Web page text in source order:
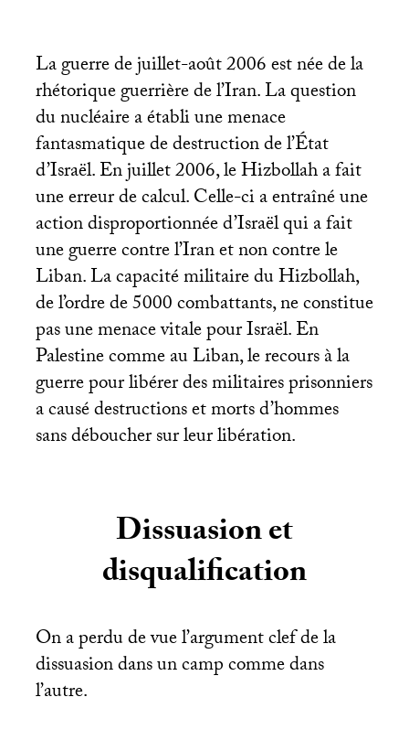
La guerre de juillet-août 2006 est née de la
rhétorique guerrière de l’Iran. La question
du nucléaire a établi une menace
fantasmatique de destruction de l’État
d’Israël. En juillet 2006, le Hizbollah a fait
une erreur de calcul. Celle-ci a entraîné une
action disproportionnée d’Israël qui a fait
une guerre contre l’Iran et non contre le
Liban. La capacité militaire du Hizbollah,
de l’ordre de 5000 combattants, ne constitue
pas une menace vitale pour Israël. En
Palestine comme au Liban, le recours à la
guerre pour libérer des militaires prisonniers
a causé destructions et morts d’hommes
sans déboucher sur leur libération.
Dissuasion et
disqualification
On a perdu de vue l’argument clef de la
dissuasion dans un camp comme dans
l’autre.